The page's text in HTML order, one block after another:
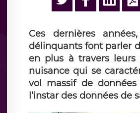
Ces dernières
délinquants font parler
en plus à travers leurs
nuisance qui se
vol massif de données
l’instar des données de